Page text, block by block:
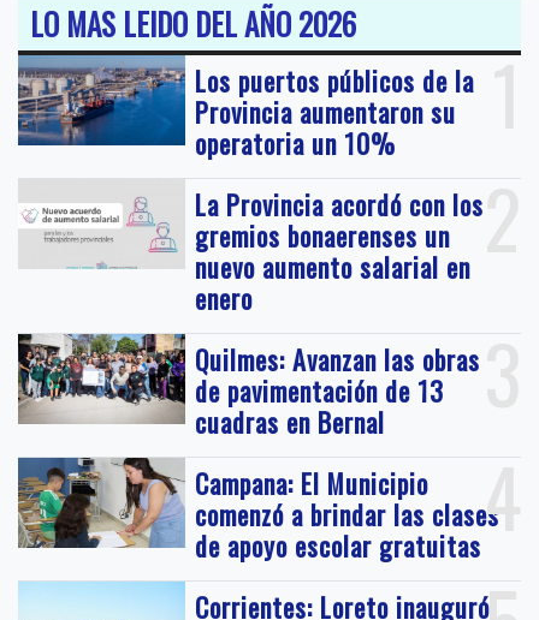
LO MAS LEIDO DEL AÑO 2026
1
Los puertos públicos de la
Provincia aumentaron su
operatoria un 10%
2
La Provincia acordó con los
gremios bonaerenses un
nuevo aumento salarial en
enero
3
Quilmes: Avanzan las obras
de pavimentación de 13
cuadras en Bernal
4
Campana: El Municipio
comenzó a brindar las clases
de apoyo escolar gratuitas
Corrientes: Loreto inauguró